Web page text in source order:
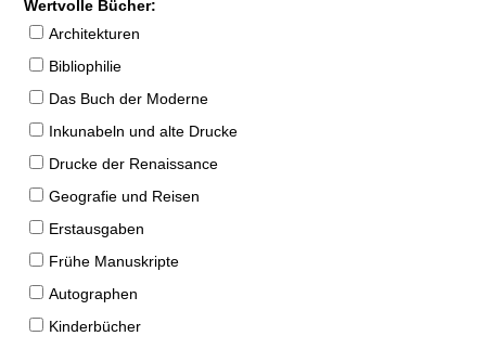
Wertvolle Bücher:
Architekturen
Bibliophilie
Das Buch der Moderne
Inkunabeln und alte Drucke
Drucke der Renaissance
Geografie und Reisen
Erstausgaben
Frühe Manuskripte
Autographen
Kinderbücher